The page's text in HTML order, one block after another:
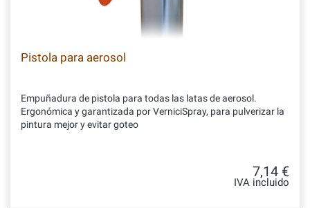
Pistola para aerosol
Empuñadura de pistola para todas las latas de aerosol.
Ergonómica y garantizada por VerniciSpray, para pulverizar la
pintura mejor y evitar goteo
7,14 €
IVA incluido